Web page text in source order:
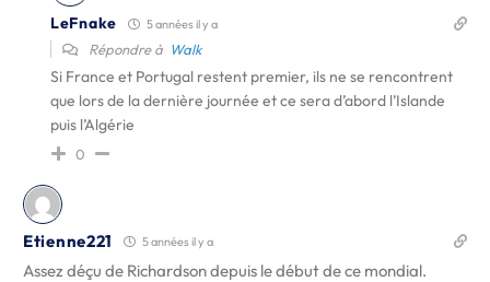
LeFnake 5 années il y a
Répondre à Walk
Si France et Portugal restent premier, ils ne se rencontrent
que lors de la dernière journée et ce sera d’abord l’Islande
puis l’Algérie
0
Etienne221 5 années il y a
Assez déçu de Richardson depuis le début de ce mondial.